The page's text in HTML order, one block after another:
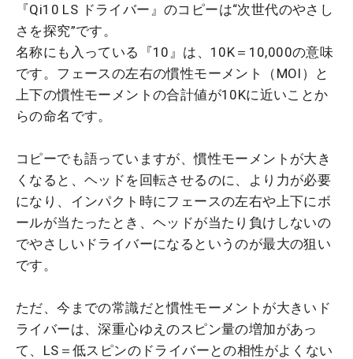
『Qi10 LS ドライバー』のコピーは“次世代のやさし
さを探究”です。
名称にも入っている『10』は、10K＝10,000の意味
です。フェースの左右の慣性モーメント（MOI）と
上下の慣性モーメントの合計値が10Kに近いことか
らの命名です。
コピーでも語っていますが、慣性モーメントが大き
くなると、ヘッドを回転させるのに、より力が必要
になり、インパクト時にフェースの左右や上下にボ
ールが当たったとき、ヘッドが当たり負けしないの
でやさしいドライバーになるというのが最大の狙い
です。
ただ、今までの常識だと慣性モーメントが大きいド
ライバーは、深重心ゆえのスピン量の増加があっ
て、LS＝低スピンのドライバーとの相性がよくない